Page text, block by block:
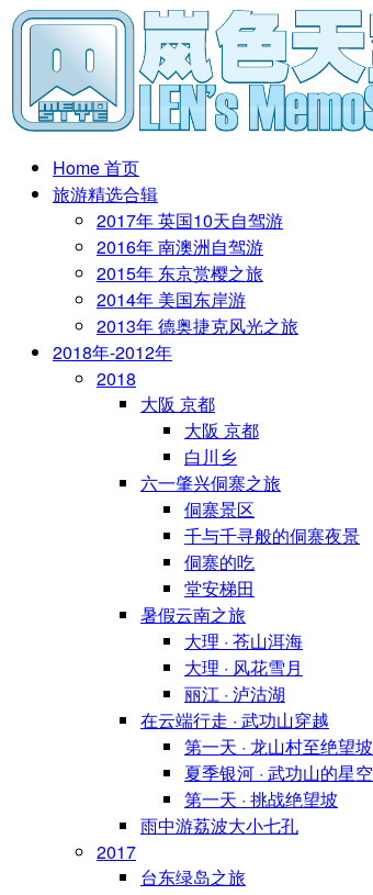
Home 首页
旅游精选合辑
2017年 英国10天自驾游
2016年 南澳洲自驾游
2015年 东京赏樱之旅
2014年 美国东岸游
2013年 德奥捷克风光之旅
2018年-2012年
2018
大阪 京都
大阪 京都
白川乡
六一肇兴侗寨之旅
侗寨景区
千与千寻般的侗寨夜景
侗寨的吃
堂安梯田
暑假云南之旅
大理 · 苍山洱海
大理 · 风花雪月
丽江 · 泸沽湖
在云端行走 · 武功山穿越
第一天 · 龙山村至绝望坡
夏季银河 · 武功山的星空
第一天 · 挑战绝望坡
雨中游荔波大小七孔
2017
台东绿岛之旅